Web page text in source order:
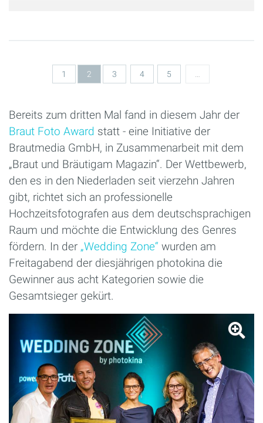
Seiten
1 2 3 4 5
Bereits zum dritten Mal fand in diesem Jahr der
Braut Foto Award statt - eine Initiative der
Brautmedia GmbH, in Zusammenarbeit mit dem
„Braut und Bräutigam Magazin“. Der Wettbewerb,
den es in den Niederladen seit vierzehn Jahren
gibt, richtet sich an professionelle
Hochzeitsfotografen aus dem deutschsprachigen
Raum und möchte die Entwicklung des Genres
fördern. In der „Wedding Zone“ wurden am
Freitagabend der diesjährigen photokina die
Gewinner aus acht Kategorien sowie die
Gesamtsieger gekürt.